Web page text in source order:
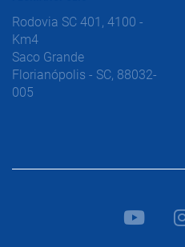
Rodovia SC 401, 4100 -
Km4
Saco Grande
Florianópolis - SC, 88032-
005